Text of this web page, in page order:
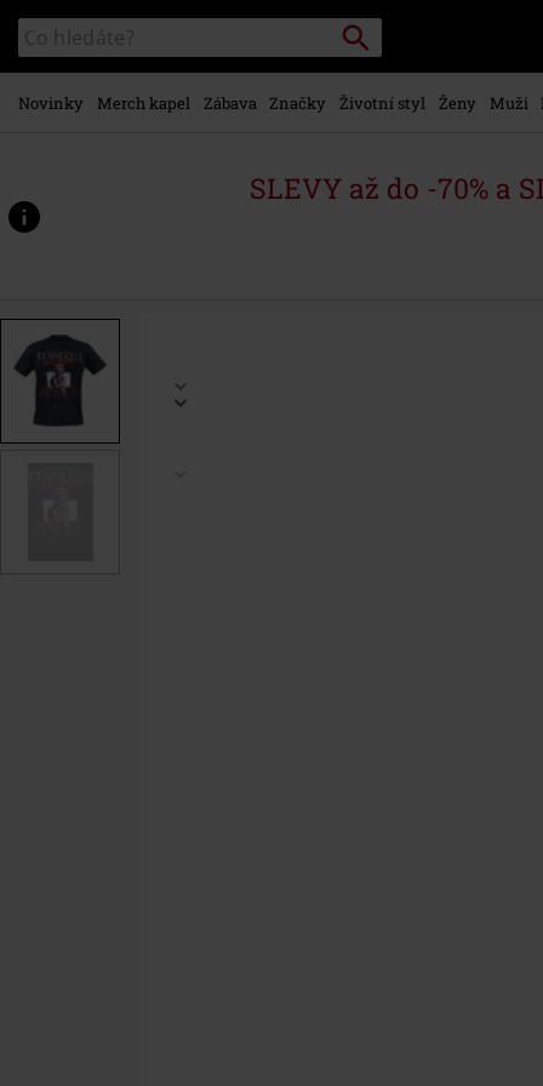
hlavnímu
obsahu
Katalog
vyhledávání
Vyhledávání
Novinky Merch kapel Zábava Značky Životní styl Ženy Muži
SLEVY až do -70% a
www.emp-
p/silver-
575531.html